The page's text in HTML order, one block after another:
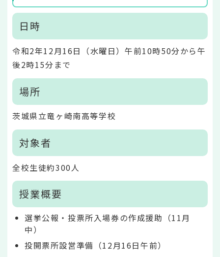
日時
令和2年12月16日（水曜日）午前10時50分から午
後2時15分まで
場所
茨城県立竜ヶ崎南高等学校
対象者
全校生徒約300人
授業概要
選挙公報・投票所入場券の作成援助（11月
中）
投開票所設営準備（12月16日午前）